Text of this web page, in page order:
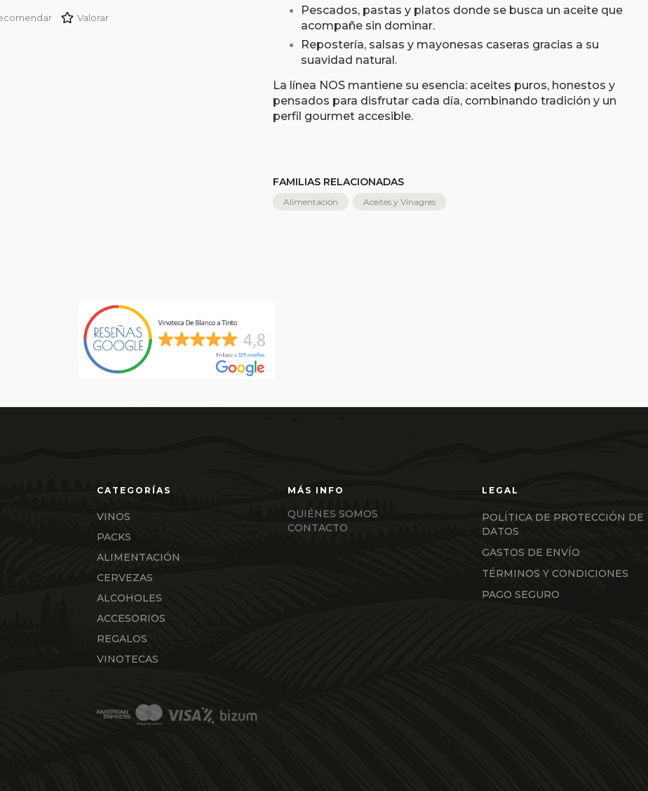
Valorar
Pescados, pastas y platos donde se busca un aceite que
acompañe sin dominar.
Repostería, salsas y mayonesas caseras gracias a su
suavidad natural.
La línea NOS mantiene su esencia: aceites puros, honestos y
pensados para disfrutar cada día, combinando tradición y un
perfil gourmet accesible.
FAMILIAS RELACIONADAS
Alimentación Aceites y Vinagres
VINOS
PACKS
ALIMENTACIÓN
CERVEZAS
ALCOHOLES
ACCESORIOS
REGALOS
VINOTECAS
QUIÉNES SOMOS
CONTACTO
POLÍTICA DE PROTECCIÓN DE
DATOS
GASTOS DE ENVÍO
TÉRMINOS Y CONDICIONES
PAGO SEGURO